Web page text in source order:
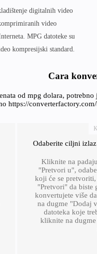
digitalnih video
video
MPG datoteke su
kompresijski standard.
Cara
od mpg dolara,
https://
Odaberite ciljni
Kliknite na
"Pretvori u",
koji će se
"Pretvori" da biste
konvertujete više
na dugme "Dodaj
datoteka koje
kliknite na